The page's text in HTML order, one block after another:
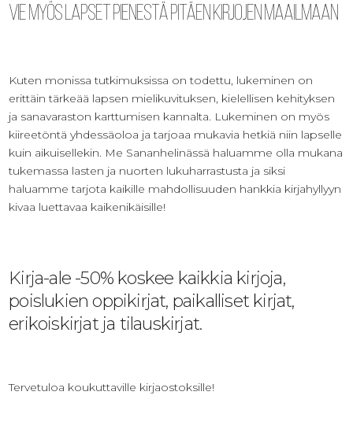
Vie myös lapset pienestä pitäen kirjojen maailmaan
Kuten monissa tutkimuksissa on todettu, lukeminen on
erittäin tärkeää lapsen mielikuvituksen, kielellisen kehityksen
ja sanavaraston karttumisen kannalta. Lukeminen on myös
kiireetöntä yhdessäoloa ja tarjoaa mukavia hetkiä niin lapselle
kuin aikuisellekin. Me Sananhelinässä haluamme olla mukana
tukemassa lasten ja nuorten lukuharrastusta ja siksi
haluamme tarjota kaikille mahdollisuuden hankkia kirjahyllyyn
kivaa luettavaa kaikenikäisille!
Kirja-ale -50% koskee kaikkia kirjoja,
poislukien oppikirjat, paikalliset kirjat,
erikoiskirjat ja tilauskirjat.
Tervetuloa koukuttaville kirjaostoksille!